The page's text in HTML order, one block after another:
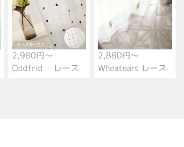
2,980円～
Oddfrid レース
2,880円～
Wheatears レース